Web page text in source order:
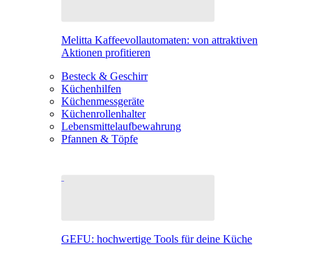
Melitta Kaffeevollautomaten: von attraktiven
Aktionen profitieren
Besteck & Geschirr
Küchenhilfen
Küchenmessgeräte
Küchenrollenhalter
Lebensmittelaufbewahrung
Pfannen & Töpfe
GEFU: hochwertige Tools für deine Küche